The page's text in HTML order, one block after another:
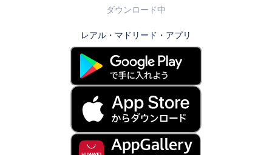
ダウンロード中
レアル・マドリード・アプリ